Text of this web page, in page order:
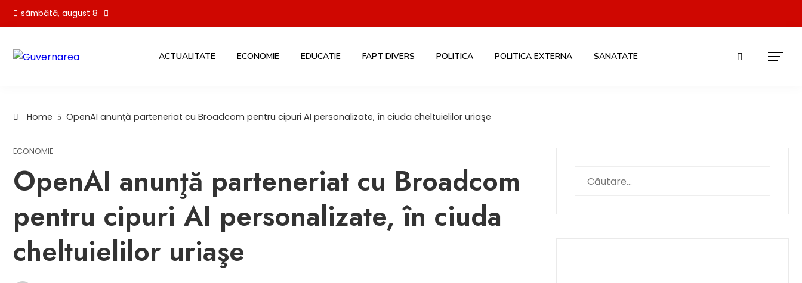
Skip sâmbătă, august 8
ACTUALITATE ECONOMIE EDUCATIE FAPT DIVERS POLITICA POLITICA EXTERNA SANATATE
Home OpenAI anunţă parteneriat cu Broadcom pentru cipuri AI personalizate, în ciuda cheltuielilor uriaşe
ECONOMIE
OpenAI anunţă parteneriat cu Broadcom
pentru cipuri AI personalizate, în ciuda
cheltuielilor uriaşe
după: